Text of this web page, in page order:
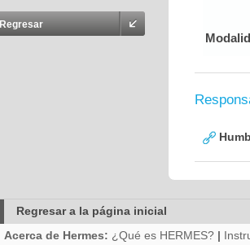
Regresar
Regresar a la página inicial
Acerca de Hermes: ¿Qué es HERMES? |